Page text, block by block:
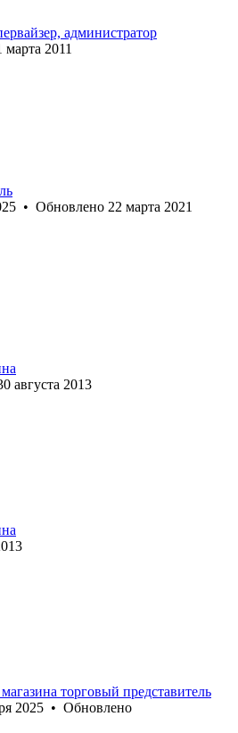
администратор
марта 2011
• Обновлено 22 марта 2021
августа 2013
торговый представитель
2025 • Обновлено